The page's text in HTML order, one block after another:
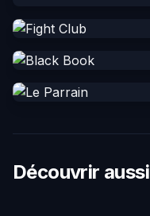
Découvrir aussi